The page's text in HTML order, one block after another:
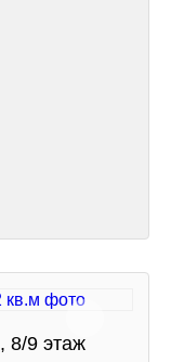
, 8/9 этаж